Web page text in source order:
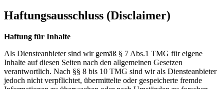
Haftungsausschluss (Disclaimer)
Haftung für Inhalte
Als Diensteanbieter sind wir gemäß § 7 Abs.1 TMG für eigene
Inhalte auf diesen Seiten nach den allgemeinen Gesetzen
verantwortlich. Nach §§ 8 bis 10 TMG sind wir als Diensteanbieter
jedoch nicht verpflichtet, übermittelte oder gespeicherte fremde